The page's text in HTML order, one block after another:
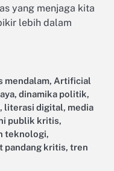
yang menjaga kita
lebih dalam
mendalam, Artificial
, dinamika politik,
, literasi digital, media
publik kritis,
teknologi,
pandang kritis, tren